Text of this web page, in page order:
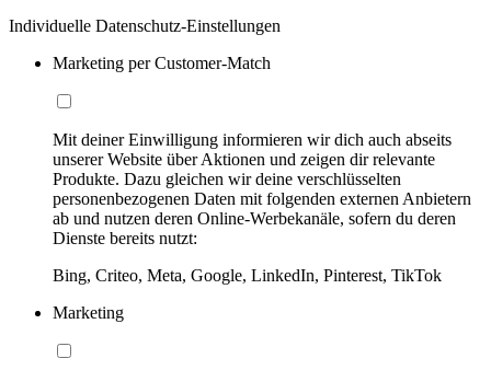
Individuelle Datenschutz-Einstellungen
Marketing per Customer-Match
Mit deiner Einwilligung informieren wir dich auch abseits
unserer Website über Aktionen und zeigen dir relevante
Produkte. Dazu gleichen wir deine verschlüsselten
personenbezogenen Daten mit folgenden externen Anbietern
ab und nutzen deren Online-Werbekanäle, sofern du deren
Dienste bereits nutzt:
Bing, Criteo, Meta, Google, LinkedIn, Pinterest, TikTok
Marketing